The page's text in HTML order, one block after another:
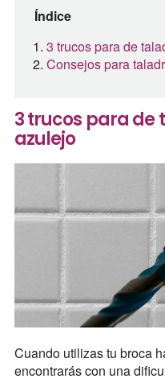
Índice
3 trucos para de
Consejos para
3 trucos para
azulejo
Cuando utilizas tu broca
encontrarás con una